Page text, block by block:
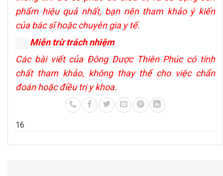
phẩm hiệu quả nhất, bạn nên tham khảo ý kiến
của bác sĩ hoặc chuyên gia y tế.
Miễn trừ trách nhiệm
Các bài viết của Đông Dược Thiên Phúc có tính
chất tham khảo, không thay thế cho việc chẩn
đoán hoặc điều trị y khoa.
16